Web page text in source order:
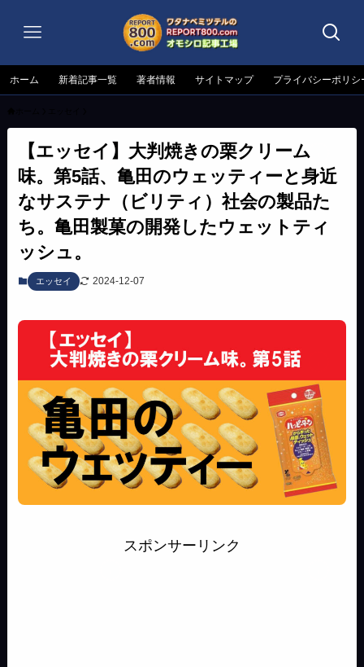
ホーム 新着記事一覧 著者情報 サイトマップ プライバシーポリシ
【エッセイ】大判焼きの栗クリーム
味。第5話、亀田のウェッティーと身近
なサステナ（ビリティ）社会の製品た
ち。亀田製菓の開発したウェットティ
ッシュ。
エッセイ 2024-12-07
スポンサーリンク